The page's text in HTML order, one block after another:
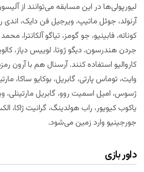
لیورپولی‌ها در این مسابقه می‌توانند از
آرنولد، جوئل ماتیپ، ویرجیل فن دایک، اندی
کوناته، فابینیو، جو گومز، تیاگو آلکانترا،
جردن هندرسون، دیگو ژوتا، لوییس دیاز،
کاروالیو استفاده کنند. آرسنال هم با آرون
وایت، توماس پارتی، گابریل، بوکایو ساکا،
ژسوس، امیل اسمیت روو، گابریل مارتینلی،
یاکوب کیویور، راب هولدینگ، گرانیت ژاکا،
جورجینیو وارد زمین می‌شود.
داور بازی